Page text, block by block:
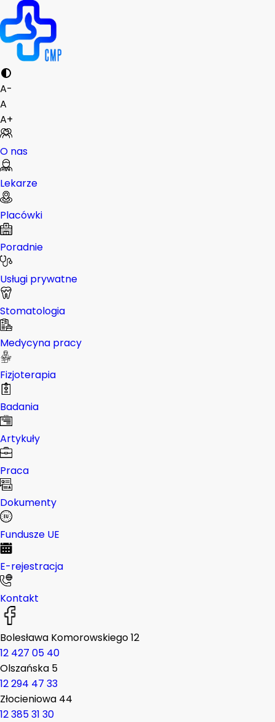
A-
A
A+
O nas
Lekarze
Placówki
Poradnie
Usługi prywatne
Stomatologia
Medycyna pracy
Fizjoterapia
Badania
Artykuły
Praca
Dokumenty
Fundusze UE
E-rejestracja
Kontakt
Bolesława Komorowskiego 12
12 427 05 40
Olszańska 5
12 294 47 33
Złocieniowa 44
12 385 31 30